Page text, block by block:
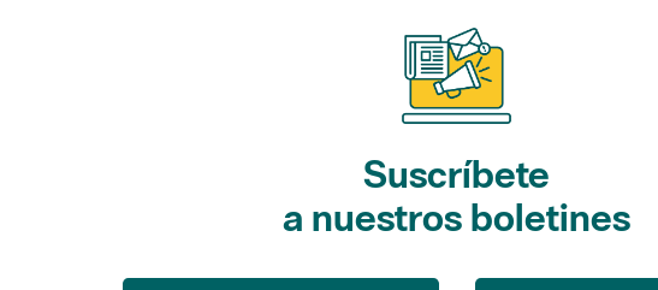
Suscríbete
a nuestros boletines